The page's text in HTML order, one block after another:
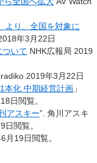
より、全国を対象に
年3月22日
いて NHK広報局 2019
radiko 2019年3月22日
本化 中期経営計画 」
日閲覧。
アスキー”. 角川アスキ
日閲覧。
月19日閲覧。